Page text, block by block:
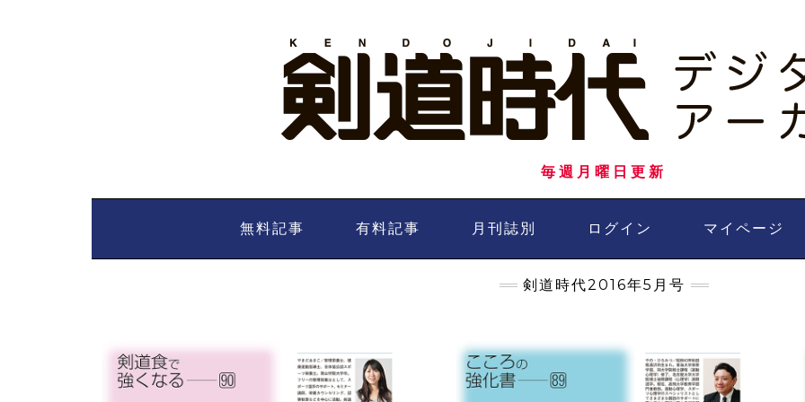
毎週月曜日更新
無料記事 有料記事 月刊誌別 ログイン マイページ
剣道時代2016年5月号